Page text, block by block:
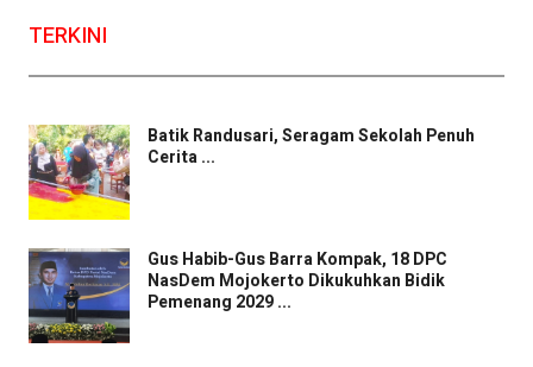
TERKINI
Batik Randusari, Seragam Sekolah Penuh
Cerita ...
Gus Habib-Gus Barra Kompak, 18 DPC
NasDem Mojokerto Dikukuhkan Bidik
Pemenang 2029 ...